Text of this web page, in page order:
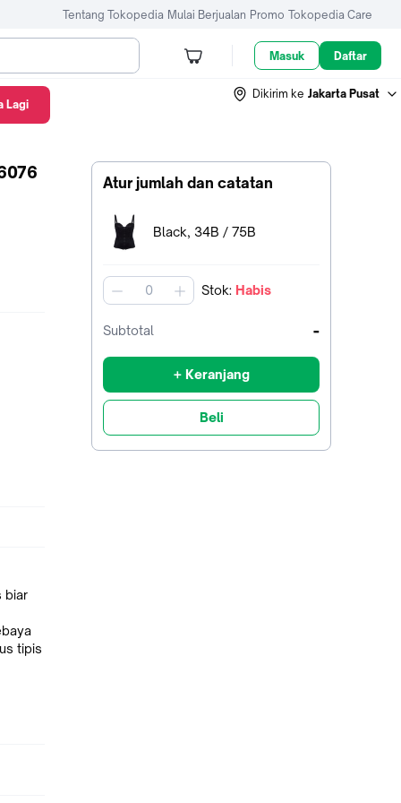
Tentang Tokopedia Mulai Berjualan Promo Tokopedia Care
Masuk Daftar
Dikirim ke Jakarta Pusat
Atur jumlah dan catatan
Terpilih:
Black, 34B / 75B
jumlah Stok: Habis
Subtotal -
+ Keranjang
Beli
biar
tipis
Lagi